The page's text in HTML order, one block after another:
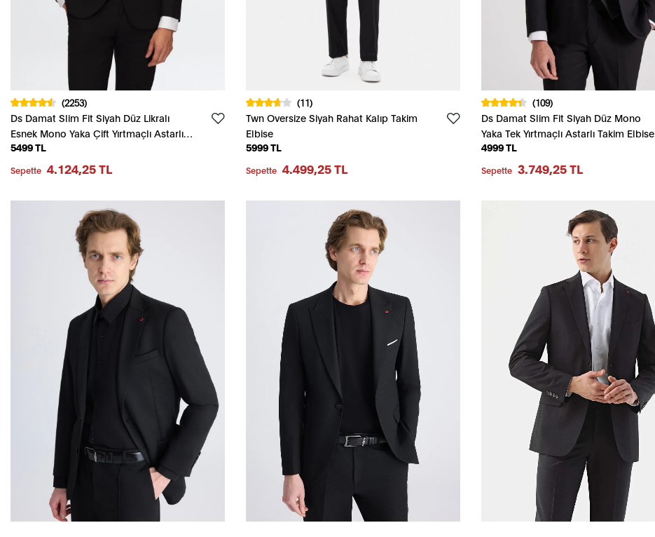
(2253)
Ds Damat Slim Fit Siyah Düz Likralı
Esnek Mono Yaka Çift Yırtmaçlı Astarlı
Takim Elbise
5499 TL
Sepette 4.124,25 TL
(11)
Twn Oversize Siyah Rahat Kalıp Takim
Elbise
5999 TL
Sepette 4.499,25 TL
(109)
Ds Damat Slim Fit Siyah Düz Mono
Yaka Tek Yırtmaçlı Astarlı Takim Elbise
Kombinli
4999 TL
Sepette 3.749,25 TL